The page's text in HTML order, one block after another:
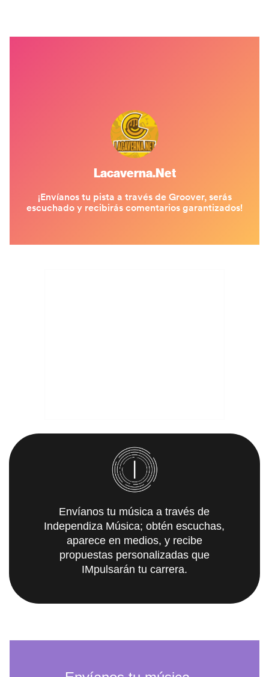
Envíanos tu música a través de
Independiza Música; obtén escuchas,
aparece en medios, y recibe
propuestas personalizadas que
IMpulsarán tu carrera.